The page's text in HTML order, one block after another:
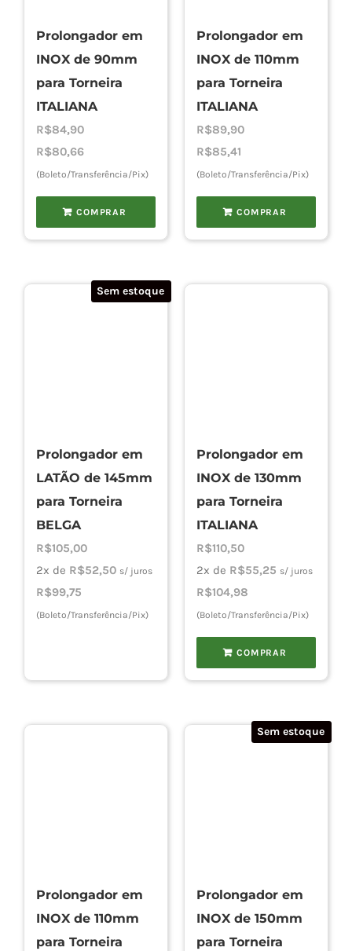
Prolongador em
INOX de 90mm
para Torneira
ITALIANA
R$84,90
R$80,66
(Boleto/Transferência/Pix)
COMPRAR
Prolongador em
INOX de 110mm
para Torneira
ITALIANA
R$89,90
R$85,41
(Boleto/Transferência/Pix)
COMPRAR
Sem estoque
Prolongador em
LATÃO de 145mm
para Torneira
BELGA
R$105,00
2x de R$52,50 s/ juros
R$99,75
(Boleto/Transferência/Pix)
Prolongador em
INOX de 130mm
para Torneira
ITALIANA
R$110,50
2x de R$55,25 s/ juros
R$104,98
(Boleto/Transferência/Pix)
COMPRAR
Prolongador em
INOX de 110mm
para Torneira
Sem estoque
Prolongador em
INOX de 150mm
para Torneira